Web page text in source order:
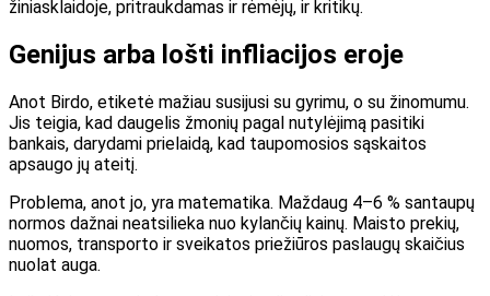
žiniasklaidoje, pritraukdamas ir rėmėjų, ir kritikų.
Genijus arba lošti infliacijos eroje
Anot Birdo, etiketė mažiau susijusi su gyrimu, o su žinomumu.
Jis teigia, kad daugelis žmonių pagal nutylėjimą pasitiki
bankais, darydami prielaidą, kad taupomosios sąskaitos
apsaugo jų ateitį.
Problema, anot jo, yra matematika. Maždaug 4–6 % santaupų
normos dažnai neatsilieka nuo kylančių kainų. Maisto prekių,
nuomos, transporto ir sveikatos priežiūros paslaugų skaičius
nuolat auga.